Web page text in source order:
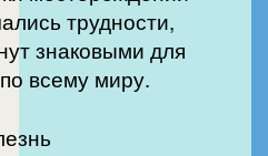
трудности,
знаковыми для
всему миру.